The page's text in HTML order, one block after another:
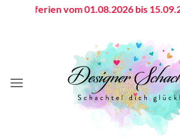
vom 01.08.2026 bis 15.09.2026.